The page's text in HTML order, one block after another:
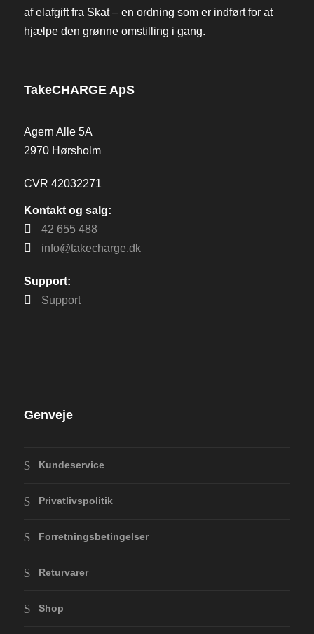
af elafgift fra Skat – en ordning som er indført for at
hjælpe den grønne omstilling i gang.
TakeCHARGE ApS
Agern Alle 5A
2970 Hørsholm
CVR 42032271
Kontakt og salg:
42 655 488
info@takecharge.dk
Support:
Support
Genveje
Kundeservice
Privatlivspolitik
Forretningsbetingelser
Returvarer
Shop